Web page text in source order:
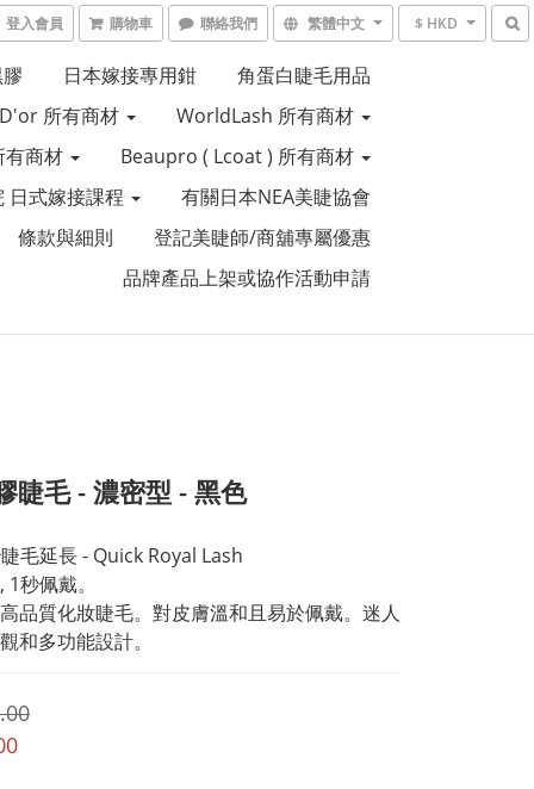
登入會員 購物車 聯絡我們 繁體中文 $ HKD
日本嫁接專用鉗
角蛋白睫毛用品
所有商材
WorldLash 所有商材
有商材
Beaupro ( Lcoat ) 所有商材
日式嫁接課程
有關日本NEA美睫協會
條款與細則
登記美睫師/商舖專屬優惠
品牌產品上架或協作活動申請
睫毛 - 濃密型 - 黑色
毛延長 - Quick Royal Lash
秒佩戴。
品質化妝睫毛。對皮膚溫和且易於佩戴。迷人
和多功能設計。